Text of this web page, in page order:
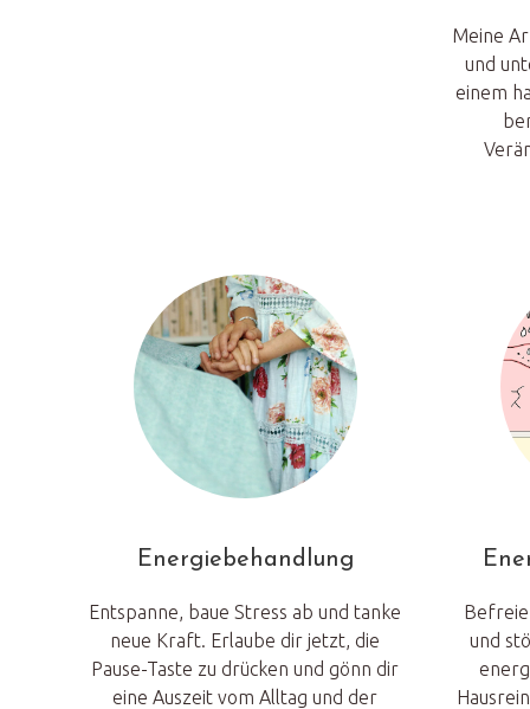
Meine
und
einem
Energiebehandlung
Entspanne, baue Stress ab und tanke
neue Kraft. Erlaube dir jetzt, die
Pause-Taste zu drücken und gönn dir
eine Auszeit vom Alltag und der
und